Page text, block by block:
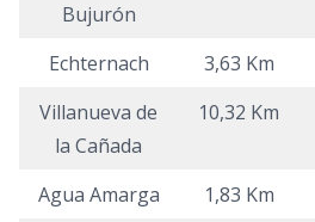
Bujurón
Echternach 3,63 Km
Villanueva de
la Cañada
10,32 Km
Agua Amarga 1,83 Km